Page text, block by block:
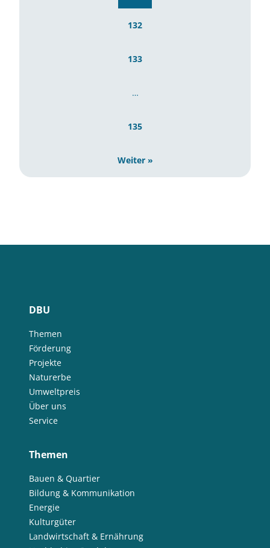
132
133
…
135
Weiter »
DBU
Themen
Förderung
Projekte
Naturerbe
Umweltpreis
Über uns
Service
Themen
Bauen & Quartier
Bildung & Kommunikation
Energie
Kulturgüter
Landwirtschaft & Ernährung